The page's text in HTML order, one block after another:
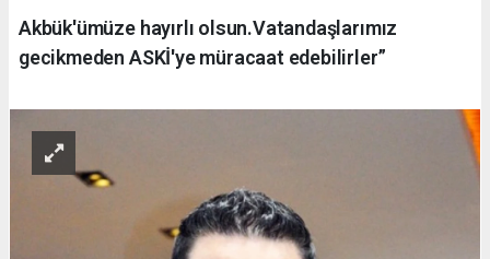
Akbük'ümüze hayırlı olsun.Vatandaşlarımız
gecikmeden ASKİ'ye müracaat edebilirler”